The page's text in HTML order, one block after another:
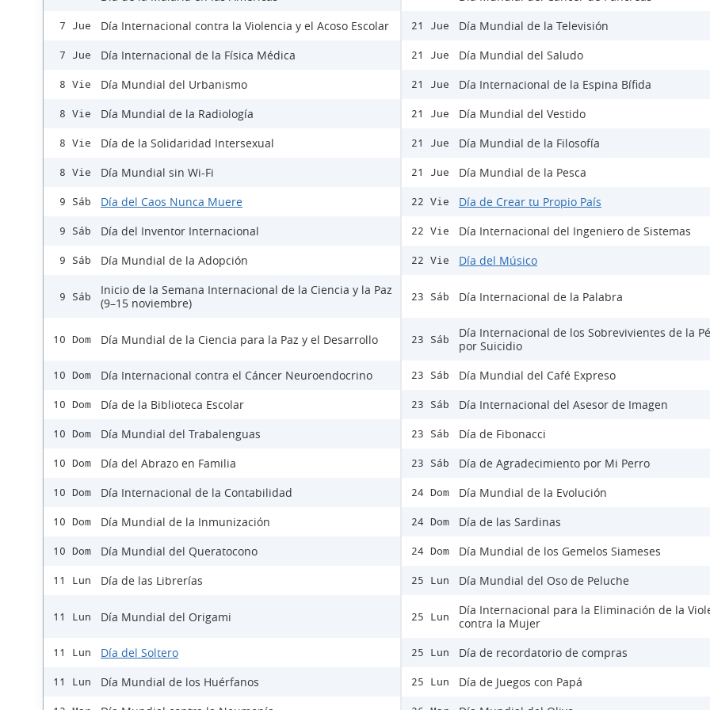
7 Jue Día Internacional contra la Violencia y el Acoso Escolar
7 Jue Día Internacional de la Física Médica
8 Vie Día Mundial del Urbanismo
8 Vie Día Mundial de la Radiología
8 Vie Día de la Solidaridad Intersexual
8 Vie Día Mundial sin Wi-Fi
9 Sáb Día del Caos Nunca Muere
9 Sáb Día del Inventor Internacional
9 Sáb Día Mundial de la Adopción
9 Sáb
Inicio de la Semana Internacional de la Ciencia y la Paz
(9–15 noviembre)
10 Dom Día Mundial de la Ciencia para la Paz y el Desarrollo
10 Dom Día Internacional contra el Cáncer Neuroendocrino
10 Dom Día de la Biblioteca Escolar
10 Dom Día Mundial del Trabalenguas
10 Dom Día del Abrazo en Familia
10 Dom Día Internacional de la Contabilidad
10 Dom Día Mundial de la Inmunización
10 Dom Día Mundial del Queratocono
11 Lun Día de las Librerías
11 Lun Día Mundial del Origami
11 Lun Día del Soltero
11 Lun Día Mundial de los Huérfanos
21 Jue Día Mundial de la Televisión
21 Jue Día Mundial del Saludo
21 Jue Día Internacional de la Espina Bífida
21 Jue Día Mundial del Vestido
21 Jue Día Mundial de la Filosofía
21 Jue Día Mundial de la Pesca
22 Vie Día de Crear tu Propio País
22 Vie Día Internacional del Ingeniero de Sistemas
22 Vie Día del Músico
23 Sáb Día Internacional de la Palabra
23 Sáb
Día Internacional de los Sobrevivientes de la
por Suicidio
23 Sáb Día Mundial del Café Expreso
23 Sáb Día Internacional del Asesor de Imagen
23 Sáb Día de Fibonacci
23 Sáb Día de Agradecimiento por Mi Perro
24 Dom Día Mundial de la Evolución
24 Dom Día de las Sardinas
24 Dom Día Mundial de los Gemelos Siameses
25 Lun Día Mundial del Oso de Peluche
25 Lun
Día Internacional para la Eliminación de la
contra la Mujer
25 Lun Día de recordatorio de compras
25 Lun Día de Juegos con Papá